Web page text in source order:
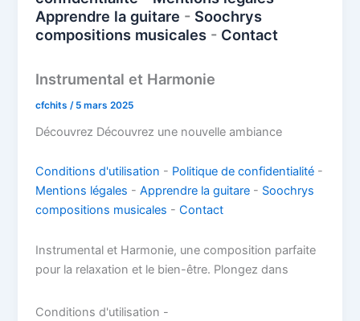
Apprendre la guitare - Soochrys
compositions musicales - Contact
Instrumental et Harmonie
cfchits/ 5 mars 2025
Découvrez Découvrez une nouvelle ambiance
Conditions d'utilisation - Politique de confidentialité -
Mentions légales -Apprendre la guitare - Soochrys
compositions musicales -Contact
Instrumental et Harmonie, une composition parfaite
pour la relaxation et le bien-être. Plongez dans
Conditions d'utilisation -